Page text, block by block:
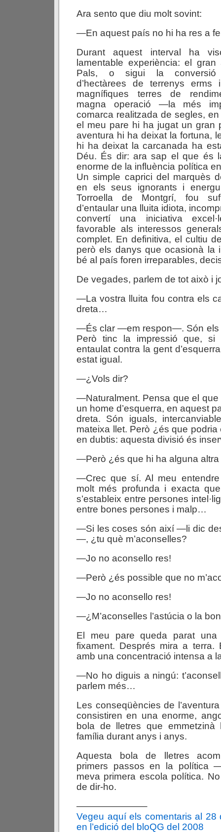
Ara sento que diu molt sovint:
—En aquest país no hi ha res a
Durant aquest interval ha
lamentable experiència: el gran
Pals, o sigui la conversió
d’hectàrees de terrenys erms
magnífiques terres de
magna operació —la més
comarca realitzada de segles,
el meu pare hi ha jugat un gran
aventura hi ha deixat la fortuna,
hi ha deixat la carcanada ha
Déu. És dir: ara sap el que és
enorme de la influència política
Un simple caprici del marquès
en els seus ignorants i
Torroella de Montgrí, fou
d’entaular una lluita idiota,
convertí una iniciativa
favorable als interessos
complet. En definitiva, el cultiu
però els danys que ocasionà la
bé al país foren irreparables,
De vegades, parlem de tot això i
—La vostra lluita fou contra els
dreta…
—És clar —em respon—. Són els
Però tinc la impressió que, si
entaulat contra la gent
estat igual.
—¿Vols dir?
—Naturalment. Pensa que el que
un home d’esquerra, en aquest
dreta. Són iguals,
mateixa llet. Però ¿és que podria
en dubtis: aquesta divisió és
—Però ¿és que hi ha alguna altra
—Crec que sí. Al meu
molt més profunda i exacta
s’estableix entre persones
entre bones persones i malp…
—Si les coses són així —li dic
—, ¿tu què m’aconselles?
—Jo no aconsello res!
—Però ¿és possible que no
—Jo no aconsello res!
—¿M’aconselles l’astúcia o la
El meu pare queda parat una
fixament. Després mira a terra.
amb una concentració intensa a
—No ho diguis a ningú:
parlem més…
Les conseqüències de
consistiren en una enorme,
bola de lletres que
família durant anys i anys.
Aquesta bola de lletres
primers passos en la política
meva primera escola política.
de dir-ho.
———————–
Vegeu aquí els comentaris al 28
en l’edició del bloQG del 2008